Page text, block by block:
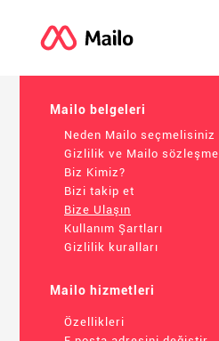
Mailo belgeleri
Neden Mailo seçmelisiniz
Gizlilik ve Mailo sözleşme
Biz Kimiz?
Bizi takip et
Bize Ulaşın
Kullanım Şartları
Gizlilik kuralları
Mailo hizmetleri
Özellikleri